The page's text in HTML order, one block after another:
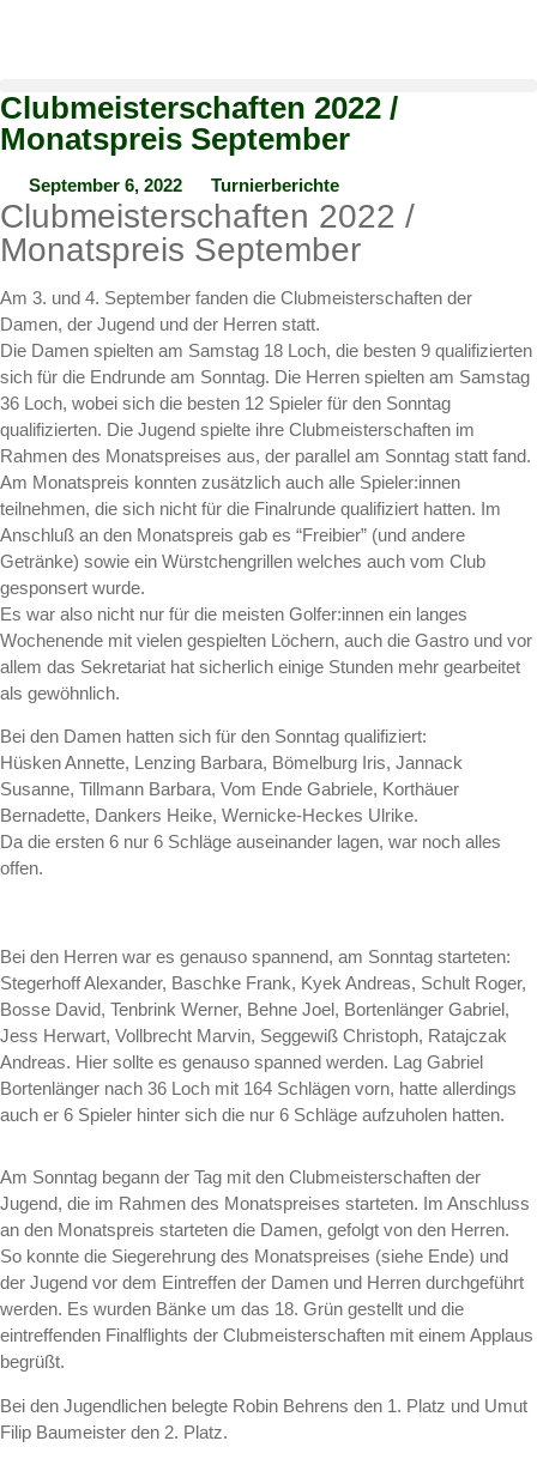
Clubmeisterschaften 2022 /
Monatspreis September
September 6, 2022 Turnierberichte
Clubmeisterschaften 2022 /
Monatspreis September
Am 3. und 4. September fanden die Clubmeisterschaften der
Damen, der Jugend und der Herren statt.
Die Damen spielten am Samstag 18 Loch, die besten 9 qualifizierten
sich für die Endrunde am Sonntag. Die Herren spielten am Samstag
36 Loch, wobei sich die besten 12 Spieler für den Sonntag
qualifizierten. Die Jugend spielte ihre Clubmeisterschaften im
Rahmen des Monatspreises aus, der parallel am Sonntag statt fand.
Am Monatspreis konnten zusätzlich auch alle Spieler:innen
teilnehmen, die sich nicht für die Finalrunde qualifiziert hatten. Im
Anschluß an den Monatspreis gab es “Freibier” (und andere
Getränke) sowie ein Würstchengrillen welches auch vom Club
gesponsert wurde.
Es war also nicht nur für die meisten Golfer:innen ein langes
Wochenende mit vielen gespielten Löchern, auch die Gastro und vor
allem das Sekretariat hat sicherlich einige Stunden mehr gearbeitet
als gewöhnlich.
Bei den Damen hatten sich für den Sonntag qualifiziert:
Hüsken Annette, Lenzing Barbara, Bömelburg Iris, Jannack
Susanne, Tillmann Barbara, Vom Ende Gabriele, Korthäuer
Bernadette, Dankers Heike, Wernicke-Heckes Ulrike.
Da die ersten 6 nur 6 Schläge auseinander lagen, war noch alles
offen.
Bei den Herren war es genauso spannend, am Sonntag starteten:
Stegerhoff Alexander, Baschke Frank, Kyek Andreas, Schult Roger,
Bosse David, Tenbrink Werner, Behne Joel, Bortenlänger Gabriel,
Jess Herwart, Vollbrecht Marvin, Seggewiß Christoph, Ratajczak
Andreas. Hier sollte es genauso spanned werden. Lag Gabriel
Bortenlänger nach 36 Loch mit 164 Schlägen vorn, hatte allerdings
auch er 6 Spieler hinter sich die nur 6 Schläge aufzuholen hatten.
Am Sonntag begann der Tag mit den Clubmeisterschaften der
Jugend, die im Rahmen des Monatspreises starteten. Im Anschluss
an den Monatspreis starteten die Damen, gefolgt von den Herren.
So konnte die Siegerehrung des Monatspreises (siehe Ende) und
der Jugend vor dem Eintreffen der Damen und Herren durchgeführt
werden. Es wurden Bänke um das 18. Grün gestellt und die
eintreffenden Finalflights der Clubmeisterschaften mit einem Applaus
begrüßt.
Bei den Jugendlichen belegte Robin Behrens den 1. Platz und Umut
Filip Baumeister den 2. Platz.